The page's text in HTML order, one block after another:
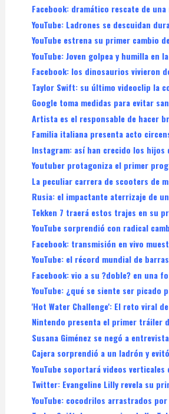
Facebook: dramático rescate de
YouTube: Ladrones se descuidan
YouTube estrena su primer cambio
YouTube: Joven golpea y humilla en
Facebook: los dinosaurios vivieron
Taylor Swift: su último videoclip la
Google toma medidas para evitar
Artista es el responsable de hacer
Familia italiana presenta acto
Instagram: así han crecido los hijos
Youtuber protagoniza el primer
La peculiar carrera de scooters de
Rusia: el impactante aterrizaje de
Tekken 7 traerá estos trajes en su
YouTube sorprendió con radical
Facebook: transmisión en vivo
YouTube: el récord mundial de
Facebook: vio a su ?doble? en una
YouTube: ¿qué se siente ser picado
'Hot Water Challenge': El reto viral
Nintendo presenta el primer tráiler
Susana Giménez se negó a
Cajera sorprendió a un ladrón y
YouTube soportará videos
Twitter: Evangeline Lilly revela su
YouTube: cocodrilos arrastrados por